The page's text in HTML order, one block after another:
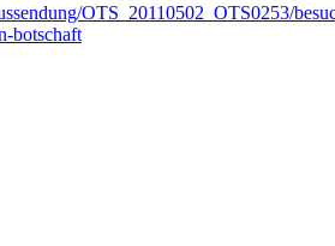
OTS_20110502_OTS0253/
botschaft